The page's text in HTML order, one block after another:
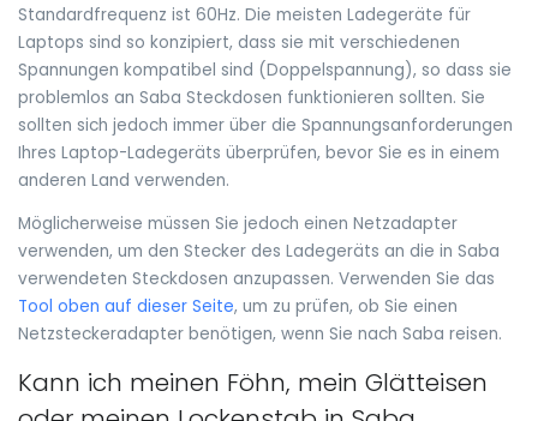
Standardfrequenz ist 60Hz. Die meisten Ladegeräte für
Laptops sind so konzipiert, dass sie mit verschiedenen
Spannungen kompatibel sind (Doppelspannung), so dass sie
problemlos an Saba Steckdosen funktionieren sollten. Sie
sollten sich jedoch immer über die Spannungsanforderungen
Ihres Laptop-Ladegeräts überprüfen, bevor Sie es in einem
anderen Land verwenden.
Möglicherweise müssen Sie jedoch einen Netzadapter
verwenden, um den Stecker des Ladegeräts an die in Saba
verwendeten Steckdosen anzupassen. Verwenden Sie das
Tool oben auf dieser Seite, um zu prüfen, ob Sie einen
Netzsteckeradapter benötigen, wenn Sie nach Saba reisen.
Kann ich meinen Föhn, mein Glätteisen